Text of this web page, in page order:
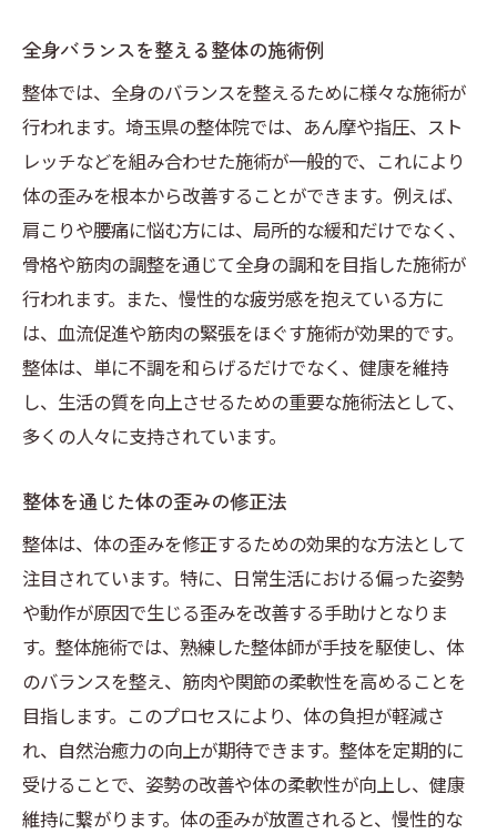
全身バランスを整える整体の施術例
整体では、全身のバランスを整えるために様々な施術が
行われます。埼玉県の整体院では、あん摩や指圧、スト
レッチなどを組み合わせた施術が一般的で、これにより
体の歪みを根本から改善することができます。例えば、
肩こりや腰痛に悩む方には、局所的な緩和だけでなく、
骨格や筋肉の調整を通じて全身の調和を目指した施術が
行われます。また、慢性的な疲労感を抱えている方に
は、血流促進や筋肉の緊張をほぐす施術が効果的です。
整体は、単に不調を和らげるだけでなく、健康を維持
し、生活の質を向上させるための重要な施術法として、
多くの人々に支持されています。
整体を通じた体の歪みの修正法
整体は、体の歪みを修正するための効果的な方法として
注目されています。特に、日常生活における偏った姿勢
や動作が原因で生じる歪みを改善する手助けとなりま
す。整体施術では、熟練した整体師が手技を駆使し、体
のバランスを整え、筋肉や関節の柔軟性を高めることを
目指します。このプロセスにより、体の負担が軽減さ
れ、自然治癒力の向上が期待できます。整体を定期的に
受けることで、姿勢の改善や体の柔軟性が向上し、健康
維持に繋がります。体の歪みが放置されると、慢性的な